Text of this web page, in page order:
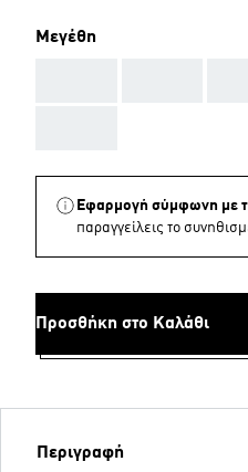
Μεγέθη
Εφαρμογή σύμφωνη με
παραγγείλεις το
Προσθήκη στο Καλάθι
Περιγραφή